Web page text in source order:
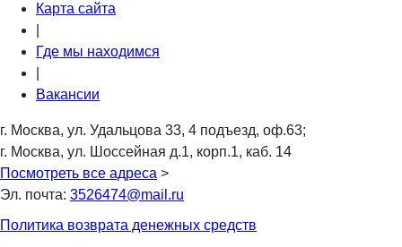
Карта сайта
Где мы находимся
Вакансии
г. Москва, ул. Удальцова 33, 4 подъезд, оф.63;
г. Москва, ул. Шоссейная д.1, корп.1, каб. 14
Посмотреть все адреса >
Эл. почта: 3526474@mail.ru
Политика возврата денежных средств